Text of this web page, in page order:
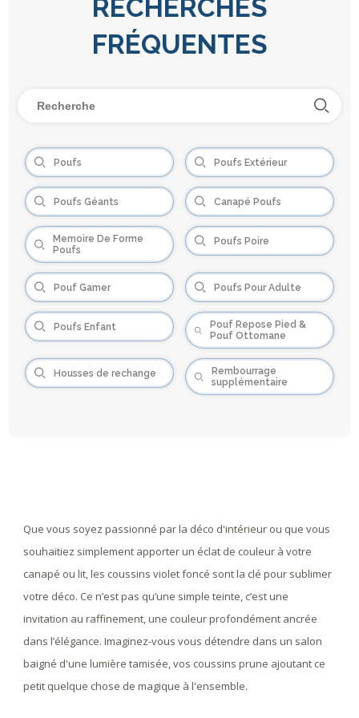
RECHERCHES
FRÉQUENTES
Poufs Poufs Extérieur
Poufs Géants Canapé Poufs
Memoire De Forme
Poufs
Poufs Poire
Pouf Gamer Poufs Pour Adulte
Poufs Enfant
Pouf Repose Pied &
Pouf Ottomane
Housses de rechange
Rembourrage
supplémentaire
Que vous soyez passionné par la déco d'intérieur ou que vous
souhaitiez simplement apporter un éclat de couleur à votre
canapé ou lit, les coussins violet foncé sont la clé pour sublimer
votre déco. Ce n’est pas qu’une simple teinte, c’est une
invitation au raffinement, une couleur profondément ancrée
dans l’élégance. Imaginez-vous vous détendre dans un salon
baigné d'une lumière tamisée, vos coussins prune ajoutant ce
petit quelque chose de magique à l'ensemble.